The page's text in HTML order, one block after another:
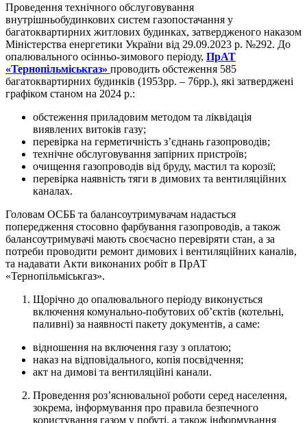
Проведення технічного обслуговування
внутрішньобудинкових систем газопостачання у
багатоквартирних житлових будинках, затвердженого наказом
Міністерства енергетики України від 29.09.2023 р. №292. До
опалювального осінньо-зимового періоду, ПрАТ
«Тернопільміськгаз» проводить обстеження 585
багатоквартирних будинків (1953рр. – 76рр.), які затверджені
графіком станом на 2024 р.:
обстеження приладовим методом та ліквідація
виявлених витоків газу;
перевірка на герметичність з’єднань газопроводів;
технічне обслуговування запірних пристроїв;
очищення газопроводів від бруду, мастил та корозії;
перевірка наявність тяги в димових та вентиляційних
каналах.
Головам ОСББ та балансоутримувачам надається
попередження стосовно фарбування газопроводів, а також
балансоутримувачі мають своєчасно перевіряти стан, а за
потреби проводити ремонт димових і вентиляційних каналів,
та надавати Акти виконаних робіт в ПрАТ
«Тернопільміськгаз».
Щорічно до опалювального періоду виконується
включення комунально-побутових об’єктів (котельні,
паливні) за наявності пакету документів, а саме:
відношення на включення газу з оплатою;
наказ на відповідального, копія посвідчення;
акт на димові та вентиляційні канали.
Проведення роз’яснювальної роботи серед населення,
зокрема, інформування про правила безпечного
користування газом у побуті, а також інформування